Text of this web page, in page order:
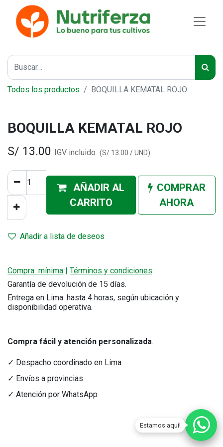
Estamos aquí!
Todos los productos BOQUILLA KEMATAL ROJO
BOQUILLA KEMATAL ROJO
S/ 13.00 IGV incluido (S/ 13.00 /UND)
AÑADIR AL
CARRITO
COMPRAR
AHORA
Añadir a lista de deseos
Compra mínima | Términos y condiciones
Garantía de devolución de 15 días.
Entrega en Lima: hasta 4 horas, según ubicación y
disponibilidad operativa.
Compra fácil y atención personalizada.
✓ Despacho coordinado en Lima
✓ Envíos a provincias
✓ Atención por WhatsApp